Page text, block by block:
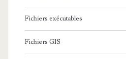
Fichiers exécutables
Fichiers GIS